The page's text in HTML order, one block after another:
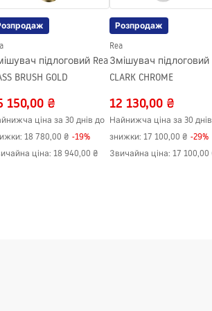
підлоговий Rea
BRUSH GOLD
150,00 ₴
ціна за 30 днів до
18 780,00 ₴ -19%
ціна: 18 940,00 ₴
Розпродаж
Rea
Змішувач підлоговий Rea
CLARK CHROME
12 130,00 ₴
Найнижча ціна за 30
знижки: 17 100,00 ₴ -29%
Звичайна ціна: 17 100,00